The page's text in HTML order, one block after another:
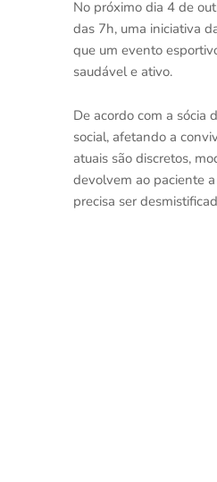
No próximo dia 4 de
das 7h, uma iniciativa
que um evento
saudável e ativo.
De acordo com a sócia
social, afetando a
atuais são discretos,
devolvem ao paciente
precisa ser